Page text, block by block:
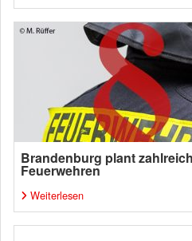
Brandenburg plant
Feuerwehren
Weiterlesen